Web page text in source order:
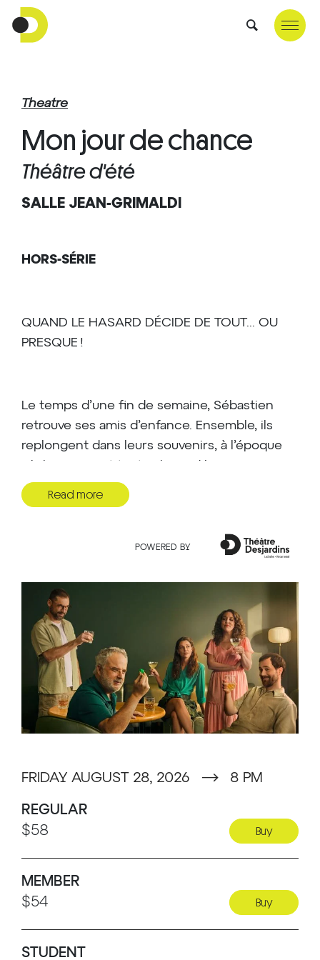
POWERED BY
Mon jour de chance
Théâtre d'été
Theatre
SALLE JEAN-GRIMALDI
HORS-SÉRIE
QUAND LE HASARD DÉCIDE DE TOUT... OU
PRESQUE !
Le temps d’une fin de semaine, Sébastien
retrouve ses amis d’enfance. Ensemble, ils
replongent dans leurs souvenirs, à l’époque
lançant un dé. Une méthode ludique,
anodine… ou lourde de conséquences !
où il a lancé un quatre. Il en est persuadé : un
six aurait tout changé et sa vie aurait été
meilleure. Et si, des années plus tard, il pouvait
relancer le dé et obtenir enfin le fameux six ?
À sa grande surprise, le résultat tant attendu
finit par arriver... mais rien ne se déroule
comme prévu. Ses multiples tentatives
l’entraînent dans des réalités alternatives où
loufoques et absurdes.
hasards de la vie et la possibilité de tout
recommencer.
Read more
FRIDAY AUGUST 28, 2026 ⟶ 8 PM
REGULAR
$58 Buy
MEMBER
$54 Buy
STUDENT